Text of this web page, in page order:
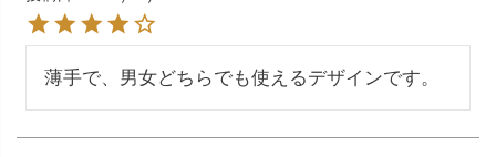
薄手で、男女どちらでも使えるデザインです。